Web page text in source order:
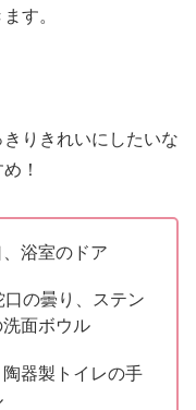
す。
りきれいにしたいな
！
、浴室のドア
の曇り、ステン
面ボウル
陶器製トイレの手